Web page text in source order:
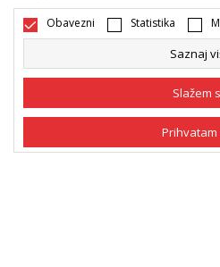
Mi dijelimo naše tajne sa vama.
mrežama i saznajte sve o
Obavezni Statistika
Saznaj
Slažem
Prihvatam